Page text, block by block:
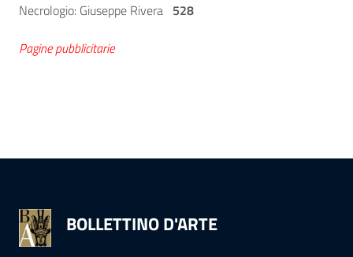
Necrologio: Giuseppe Rivera 528
Pagine pubblicitarie
BOLLETTINO D'ARTE